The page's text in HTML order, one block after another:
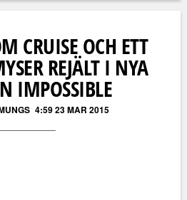
CRUISE OCH ETT
REJÄLT I NYA
IMPOSSIBLE
4:59 23 MAR 2015